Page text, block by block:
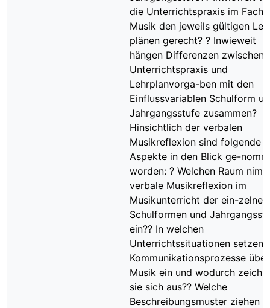
die Unterrichtspraxis im Fach
Musik den jeweils gültigen
plänen gerecht? ? Inwieweit
hängen Differenzen zwischen
Unterrichtspraxis und
Lehrplanvorga-ben mit den
Einflussvariablen Schulform
Jahrgangsstufe zusammen?
Hinsichtlich der verbalen
Musikreflexion sind folgende
Aspekte in den Blick ge-
worden: ? Welchen Raum
verbale Musikreflexion im
Musikunterricht der ein-zelnen
Schulformen und
ein?? In welchen
Unterrichtssituationen setzen
Kommunikationsprozesse über
Musik ein und wodurch
sie sich aus?? Welche
Beschreibungsmuster ziehen